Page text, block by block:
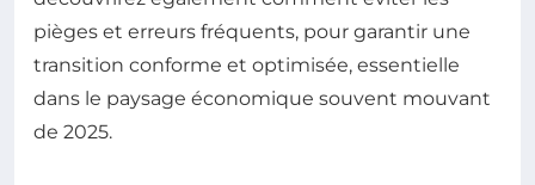
pièges et erreurs fréquents, pour garantir une
transition conforme et optimisée, essentielle
dans le paysage économique souvent mouvant
de 2025.